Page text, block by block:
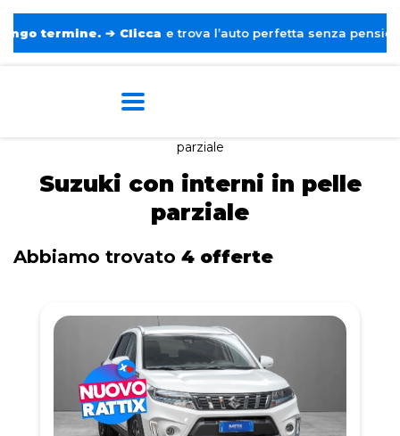
➔ Clicca e trova l’auto perfetta senza pensieri. ❤️
parziale
Suzuki con interni in pelle
parziale
Abbiamo trovato 4 offerte